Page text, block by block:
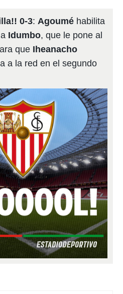
0-3: Agoumé habilita
Idumbo, que le pone al
que Iheanacho
a la red en el segundo